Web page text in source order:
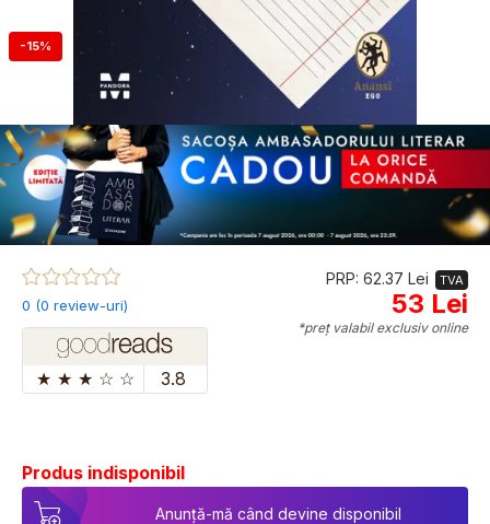
-15%
0 (0 review-uri)
★ ★ ★ ☆ ☆ 3.8
PRP: 62.37 Lei TVA
53 Lei
*preț valabil exclusiv online
Produs indisponibil
Anunță-mă când devine disponibil